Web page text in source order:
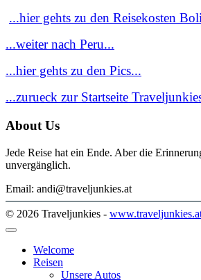
...hier gehts zu den Reisekosten
...weiter nach Peru...
...hier gehts zu den Pics...
...zurueck zur Startseite
About Us
Jede Reise hat ein Ende. Aber die
unvergänglich.
Email: andi@traveljunkies.at
© 2026 Traveljunkies -
Welcome
Reisen
Unsere Autos